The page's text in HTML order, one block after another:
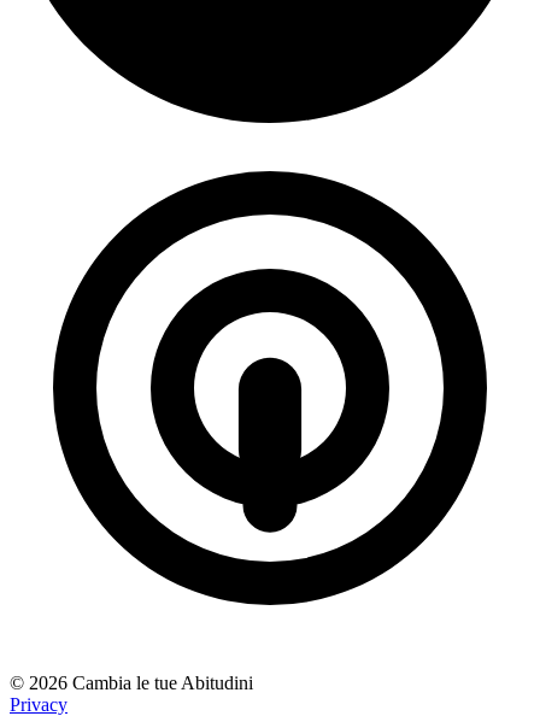
© 2026 Cambia le tue Abitudini
Privacy